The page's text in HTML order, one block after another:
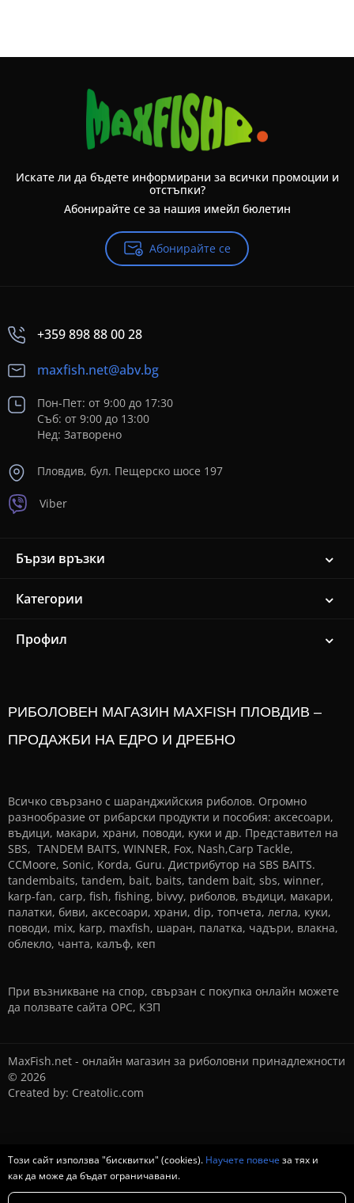
Искате ли да бъдете информирани за всички промоции и
отстъпки?
Абонирайте се за нашия имейл бюлетин
Абонирайте се
+359 898 88 00 28
maxfish.net@abv.bg
Пон-Пет: от 9:00 до 17:30
Съб: от 9:00 до 13:00
Нед: Затворено
Пловдив, бул. Пещерско шосе 197
Viber
Бързи връзки
Категории
Профил
РИБОЛОВЕН МАГАЗИН MAXFISH ПЛОВДИВ –
ПРОДАЖБИ НА ЕДРО И ДРЕБНО
Всичко свързано с шаранджийския риболов. Огромно
разнообразие от рибарски продукти и пособия: аксесоари,
въдици, макари, храни, поводи, куки и др. Представител на
SBS, TANDEM BAITS, WINNER, Fox, Nash,Carp Tackle,
CCMoore, Sonic, Korda, Guru. Дистрибутор на SBS BAITS.
tandembaits, tandem, bait, baits, tandem bait, sbs, winner,
karp-fan, carp, fish, fishing, bivvy, риболов, въдици, макари,
палатки, биви, аксесоари, храни, dip, топчета, легла, куки,
поводи, mix, karp, maxfish, шаран, палатка, чадъри, влакна,
облекло, чанта, калъф, кеп
При възникване на спор, свързан с покупка онлайн можете
да ползвате сайта ОРС, КЗП
MaxFish.net - онлайн магазин за риболовни принадлежности
© 2026
Created by: Creatolic.com
Този сайт използва "бисквитки" (cookies). Научете повече за тях и
как да може да бъдат ограничавани.